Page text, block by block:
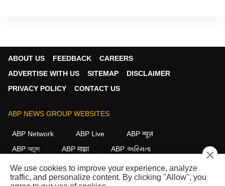
ABOUT US FEEDBACK
CAREERS
ADVERTISE WITH US
SITEMAP
DISCLAIMER
PRIVACY POLICY
CONTACT US
ABP NEWS GROUP WEBSITES
ABP Network ABP Live
ABP न्यूज़
ABP আনন্দ
ABP माझा
ABP અસ્મિતા
ABP Ganga
ABP ਸਾਂਝਾ ABP நாடு ABP దేశం ×
We use cookies to improve your experience, analyze
traffic, and personalize content. By clicking "Allow", you